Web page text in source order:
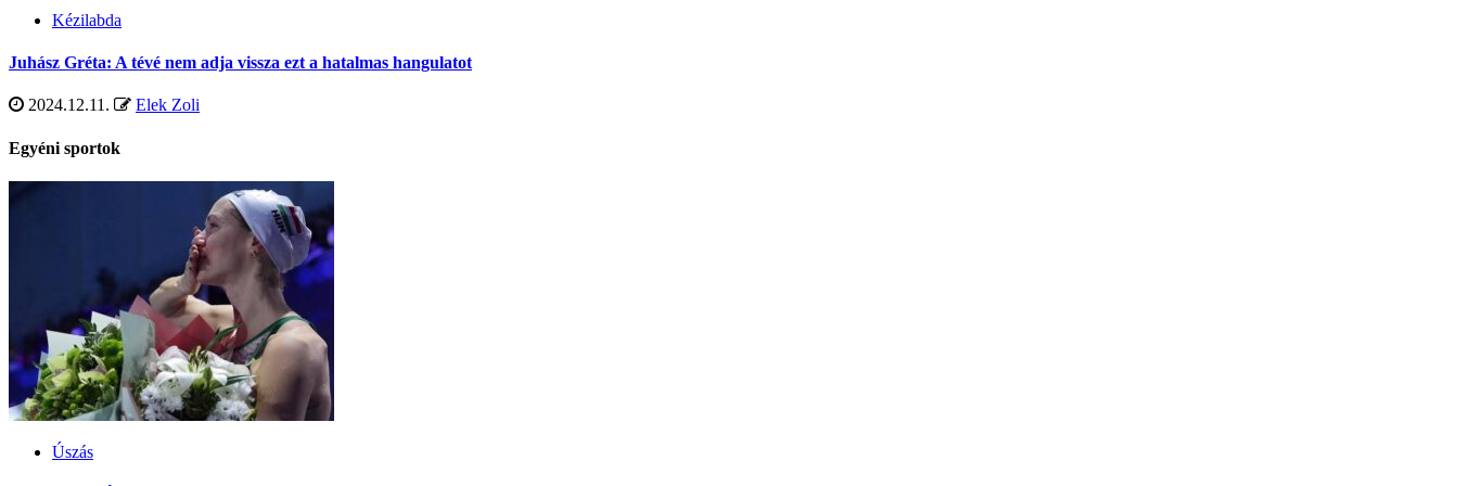
Kézilabda
Juhász Gréta: A tévé nem adja vissza ezt a hatalmas hangulatot
2024.12.11. Elek Zoli
Egyéni sportok
Úszás